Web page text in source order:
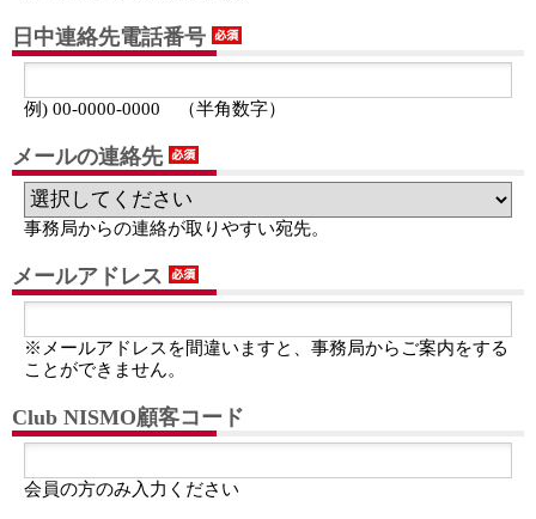
日中連絡先電話番号
例) 00-0000-0000 （半角数字）
メールの連絡先
事務局からの連絡が取りやすい宛先。
メールアドレス
※メールアドレスを間違いますと、事務局からご案内をする
ことができません。
Club NISMO顧客コード
会員の方のみ入力ください